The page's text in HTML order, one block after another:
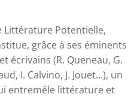
Littérature Potentielle,
grâce à ses éminents
écrivains (R. Queneau, G.
I. Calvino, J. Jouet…), un
entremêle littérature et